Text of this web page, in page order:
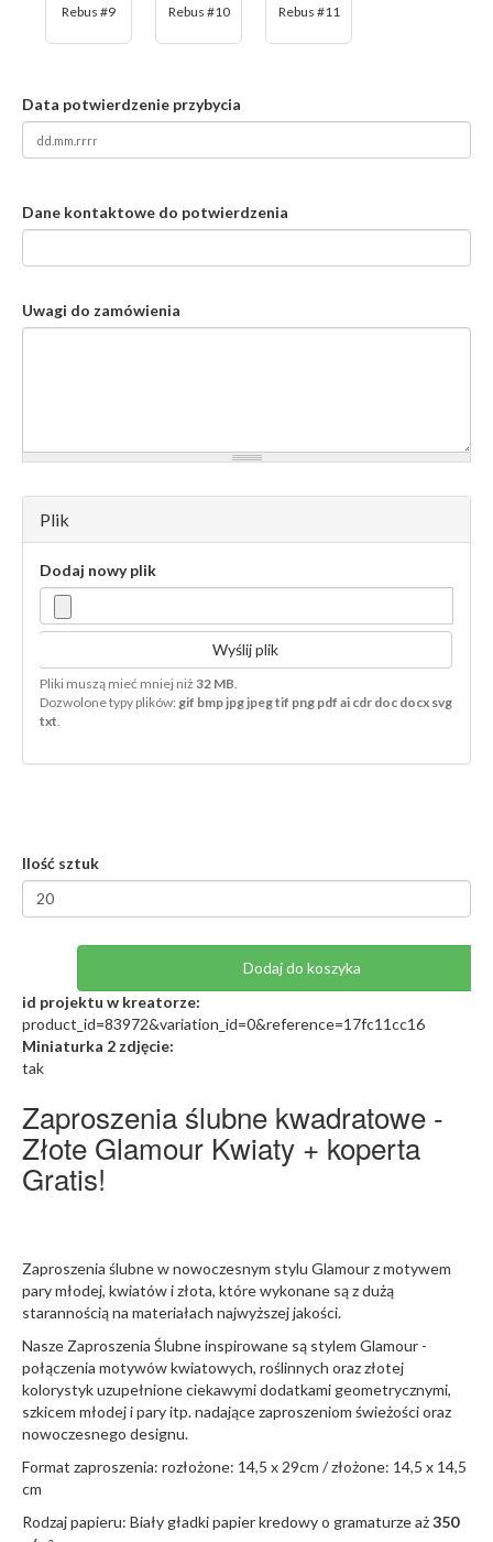
Rebus #9 Rebus #10 Rebus #11
Data potwierdzenie przybycia
Dane kontaktowe do potwierdzenia
Uwagi do zamówienia
Plik
Dodaj nowy plik
Wyślij plik
Pliki muszą mieć mniej niż 32 MB
Dozwolone typy plików: gif bmp jpg jpeg tif png pdf ai cdr doc docx svg
txt
Ilość sztuk
Dodaj do koszyka
id projektu w kreatorze:
product_id=83972&variation_id=0&reference=17fc11cc16
Miniaturka 2 zdjęcie:
tak
Zaproszenia ślubne kwadratowe -
Złote Glamour Kwiaty + koperta
Gratis!
Zaproszenia ślubne w nowoczesnym stylu Glamour z motywem
pary młodej, kwiatów i złota, które wykonane są z dużą
starannością na materiałach najwyższej jakości.
Nasze Zaproszenia Ślubne inspirowane są stylem Glamour -
połączenia motywów kwiatowych, roślinnych oraz złotej
kolorystyk uzupełnione ciekawymi dodatkami geometrycznymi,
szkicem młodej i pary itp. nadające zaproszeniom świeżości oraz
nowoczesnego designu.
Format zaproszenia: rozłożone: 14,5 x 29cm / złożone: 14,5 x 14,5
cm
Rodzaj papieru: Biały gładki papier kredowy o gramaturze aż350